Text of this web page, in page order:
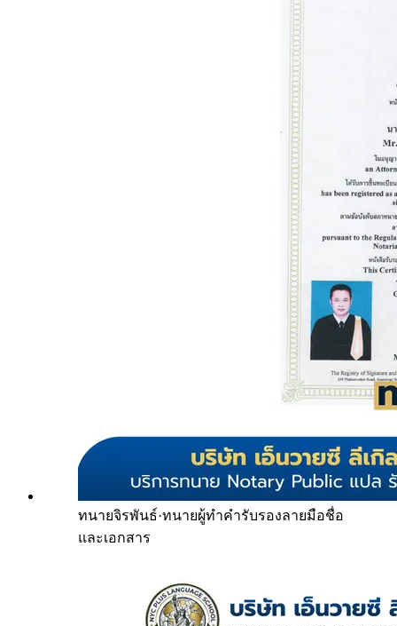
ทนายจิรพันธ์·ทนายผู้ทำคำรับรองลายมือชื่อ
และเอกสาร